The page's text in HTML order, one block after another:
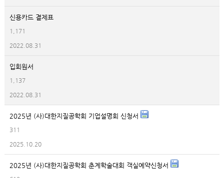
신용카드 결제표
1,171
2022.08.31
입회원서
1,137
2022.08.31
2025년 (사)대한지질공학회 기업설명회 신청서
311
2025.10.20
2025년 (사)대한지질공학회 춘계학술대회 객실예약신청서